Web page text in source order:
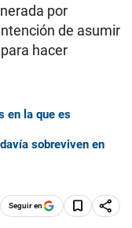
por
de asumir
hacer
en la que es
sobreviven en
Seguir en